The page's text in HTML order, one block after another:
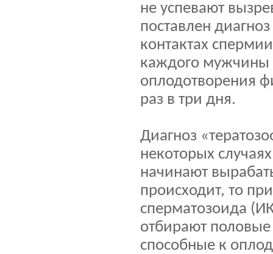
не успевают
поставлен
контактах
каждого мужчины
оплодотворения
раз в три дня.
Диагноз
некоторых
начинают
происходит, то
сперматозоида
отбирают
способные к